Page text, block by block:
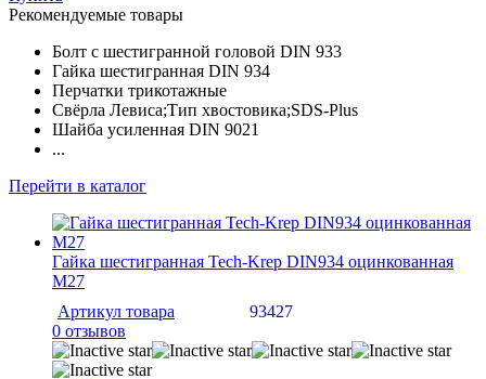
Рекомендуемые товары
Болт с шестигранной головой DIN 933
Гайка шестигранная DIN 934
Перчатки трикотажные
Свёрла Левиса;Тип хвостовика;SDS-Plus
Шайба усиленная DIN 9021
...
Перейти в каталог
Гайка шестигранная Tech-Krep DIN934 оцинкованная
M27
Артикул товара
93427
0 отзывов